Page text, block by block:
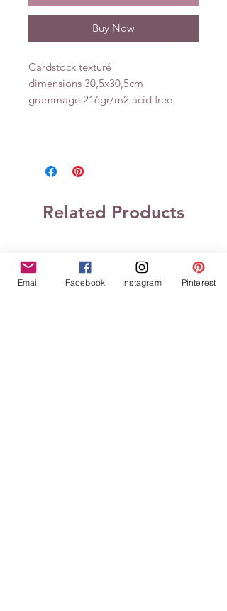
Buy Now
Cardstock texturé
dimensions 30,5x30,5cm
grammage 216gr/m2 acid free
Related Products
Email Facebook Instagram Pinterest